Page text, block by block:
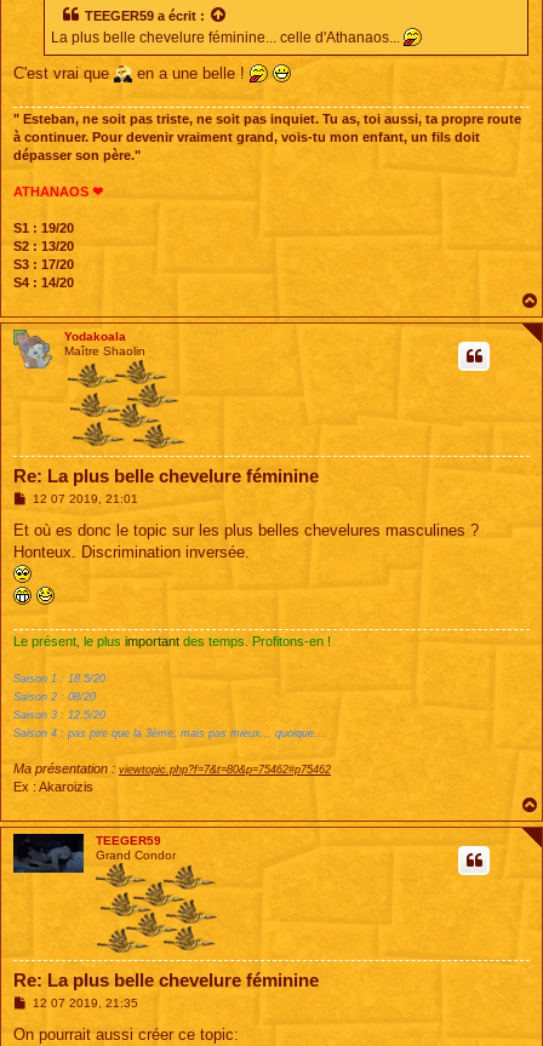
TEEGER59 a écrit :
La plus belle chevelure féminine... celle d'Athanaos...
C'est vrai que en a une belle !
" Esteban, ne soit pas triste, ne soit pas inquiet. Tu as, toi aussi, ta propre route
à continuer. Pour devenir vraiment grand, vois-tu mon enfant, un fils doit
dépasser son père."
ATHANAOS ❤
S1 : 19/20
S2 : 13/20
S3 : 17/20
S4 : 14/20
Yodakoala
Maître Shaolin
Re: La plus belle chevelure féminine
M
s
a
g
e
12 07 2019, 21:01
Et où es donc le topic sur les plus belles chevelures masculines ?
Honteux. Discrimination inversée.
Le présent, le plus important des temps. Profitons-en !
Saison 1 : 18.5/20
Saison 2 : 08/20
Saison 3 : 12.5/20
Saison 4 : pas pire que la 3ème, mais pas mieux... quoique...
Ma présentation : viewtopic.php?f=7&t=80&p=75462#p75462
Ex : Akaroizis
TEEGER59
Grand Condor
Re: La plus belle chevelure féminine
M
s
12 07 2019, 21:35
On pourrait aussi créer ce topic: